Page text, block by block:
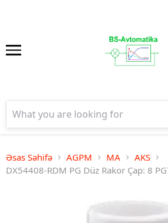
Əsas Səhifə AGPM MA
AKS
DX54408-RDM PG Düz Rakor Çap: 8